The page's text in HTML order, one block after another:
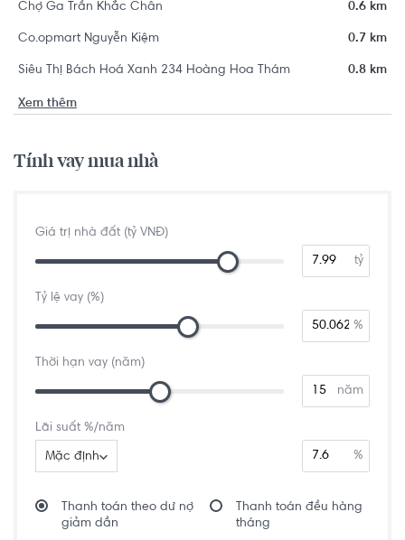
Chợ Ga Trần Khắc Chân 0.6 km
Co.opmart Nguyễn Kiệm 0.7 km
Siêu Thị Bách Hoá Xanh 234 Hoàng Hoa Thám 0.8 km
Xem thêm
Tính vay mua nhà
Giá trị nhà đất (tỷ VNĐ)
tỷ
Tỷ lệ vay (%)
%
Thời hạn vay (năm)
năm
Lãi suất %/năm
Mặc định %
Thanh toán theo dư nợ
giảm dần
Thanh toán đều hàng
tháng